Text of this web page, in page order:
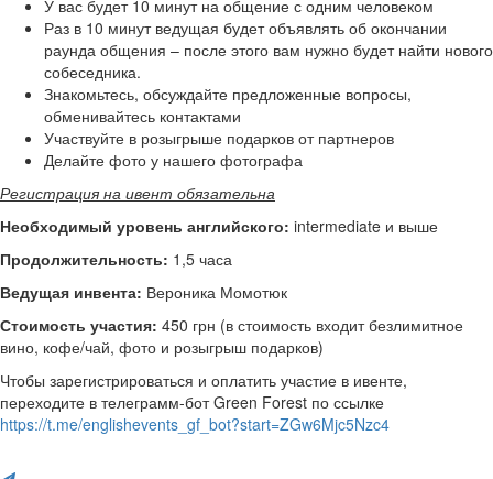
У вас будет 10 минут на общение с одним человеком
Раз в 10 минут ведущая будет объявлять об окончании
раунда общения – после этого вам нужно будет найти нового
собеседника.
Знакомьтесь, обсуждайте предложенные вопросы,
обменивайтесь контактами
Участвуйте в розыгрыше подарков от партнеров
Делайте фото у нашего фотографа
Регистрация на ивент обязательна
Необходимый уровень английского: intermediate и выше
Продолжительность: 1,5 часа
Ведущая инвента: Вероника Момотюк
Стоимость участия: 450 грн (в стоимость входит безлимитное
вино, кофе/чай, фото и розыгрыш подарков)
Чтобы зарегистрироваться и оплатить участие в ивенте,
переходите в телеграмм-бот Green Forest по ссылке
https://t.me/englishevents_gf_bot?start=ZGw6Mjc5Nzc4